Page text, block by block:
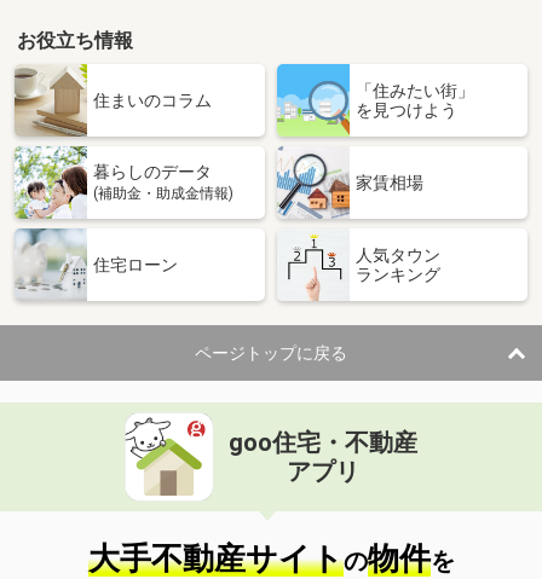
山梨県南アルプス市徳永
価 格
5.50万円
山梨県南アルプス市徳永
専有面積 23.18m²
間取り
山梨県中巨摩郡昭和町清水新居
住 所
山梨県中巨摩郡昭和町清水新居
専有面積 30.36m²
間取り
1K
山梨県甲府市徳行２
価 格
住 所
山梨県甲府市徳行２
専有面積 26.71m²
間取り
1K
お役立ち情報
住まいのコラム
「住みたい街」
を見つけよう
暮らしのデータ
(補助金・助成金情報)
家賃相場
住宅ローン
人気タウン
ランキング
ページトップに戻る
goo住宅・不動産
アプリ
大手不動産サイトの物件を